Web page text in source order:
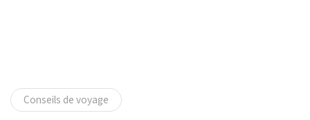
Conseils de voyage